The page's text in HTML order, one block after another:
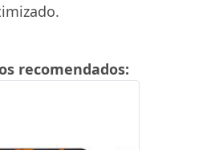
recomendados: